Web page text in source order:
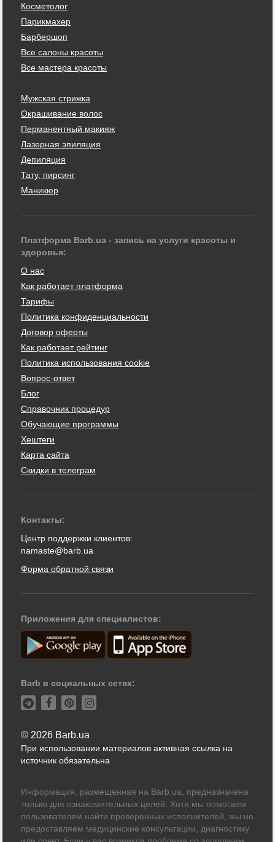
Косметолог
Парикмахер
Барбершоп
Все салоны красоты
Все мастера красоты
Мужская стрижка
Окрашивание волос
Перманентный макияж
Лазерная эпиляция
Депиляция
Тату, пирсинг
Маникюр
Платформа Barb.ua - запись на услуги красоты и
здоровья:
О нас
Как работает платформа
Тарифы
Политика конфиденциальности
Договор оферты
Как работает рейтинг
Политика использования cookie
Вопрос-ответ
Блог
Справочник процедур
Обучающие программы
Хештеги
Карта сайта
Скидки в телеграм
Контакты:
Центр поддержки клиентов:
namaste@barb.ua
Форма обратной связи
Приложения для специалистов:
Barb в социальных сетях:
© 2026 Barb.ua
При использовании материалов активная ссылка на
источник обязательна
Информация, размещенная на Barb.ua, предназначена
только для ознакомительных целей. Хотя мы помогаем
пользователям найти проверенных исполнителей, мы не
предоставляем медицинские консультации, диагностику